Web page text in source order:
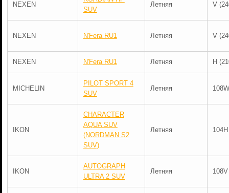
NEXEN
SUV
Летняя V
NEXEN N'Fera RU1 Летняя V
NEXEN N'Fera RU1 Летняя H
MICHELIN
PILOT SPORT 4
SUV
Летняя 108W
IKON
CHARACTER
AQUA SUV
(NORDMAN S2
SUV)
Летняя 104H
IKON
AUTOGRAPH
ULTRA 2 SUV
Летняя 108V